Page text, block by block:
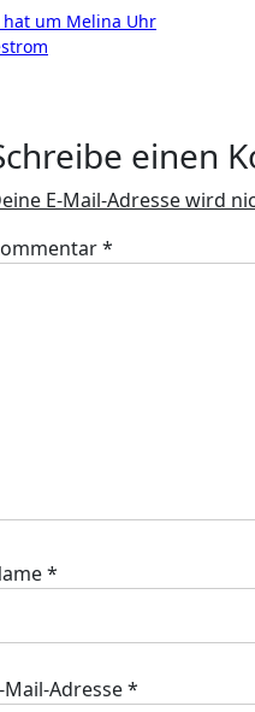
hat um Melina Uhr
einen
E-Mail-Adresse wird
*
*
Mail-Adresse*